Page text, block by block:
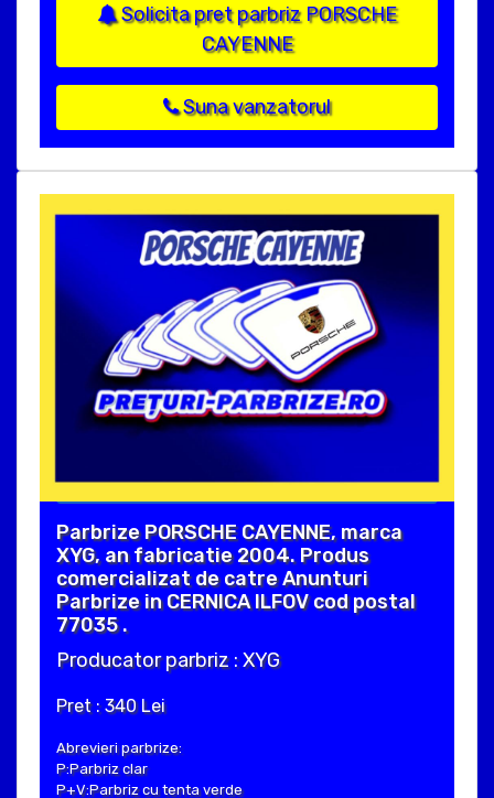
Solicita pret parbriz PORSCHE
CAYENNE
Suna vanzatorul
Parbrize PORSCHE CAYENNE, marca
XYG, an fabricatie 2004. Produs
comercializat de catre Anunturi
Parbrize in CERNICA ILFOV cod postal
77035 .
Producator parbriz : XYG
Pret : 340 Lei
Abrevieri parbrize:
P:Parbriz clar
P+V:Parbriz cu tenta verde